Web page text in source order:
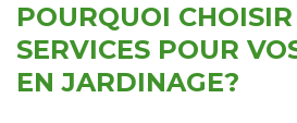
POURQUOI
SERVICES POUR
EN JARDINAGE?